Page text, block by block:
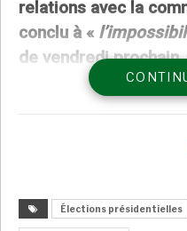
relations avec la
conclu à «
de vendredi
se chargera
nécessaires afin de
Commission
A LIRE AUSSI
Élections présidentielles